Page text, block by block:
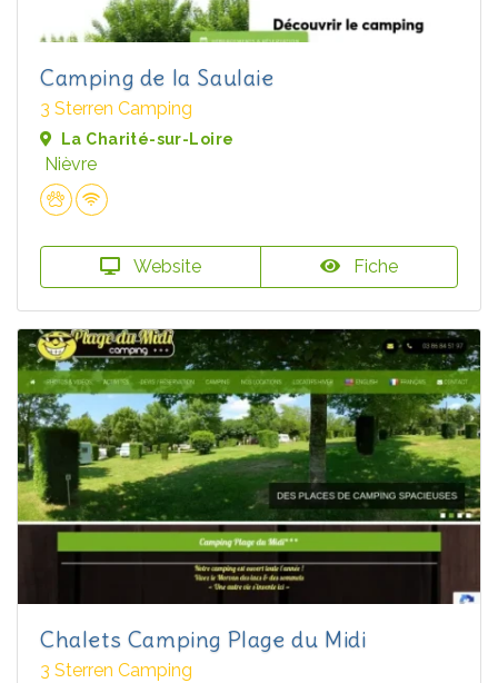
Camping de la Saulaie
3 Sterren Camping
La Charité-sur-Loire
Nièvre
Website Fiche
Chalets Camping Plage du Midi
3 Sterren Camping